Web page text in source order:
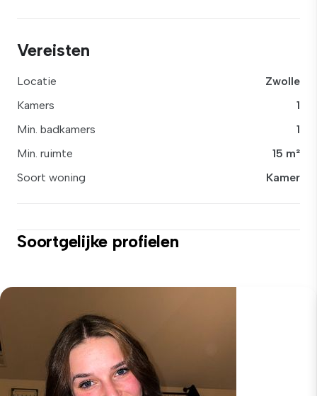
Vereisten
Locatie
Zwolle
Kamers
1
Min. badkamers
1
Min. ruimte
15 m²
Soort woning
Kamer
Soortgelijke profielen